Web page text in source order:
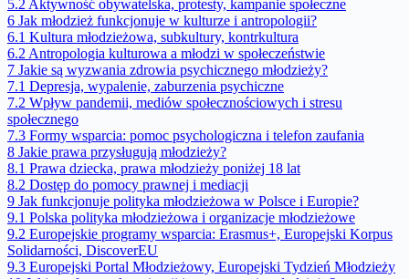
5.2 Aktywność obywatelska, protesty, kampanie społeczne
6 Jak młodzież funkcjonuje w kulturze i antropologii?
6.1 Kultura młodzieżowa, subkultury, kontrkultura
6.2 Antropologia kulturowa a młodzi w społeczeństwie
7 Jakie są wyzwania zdrowia psychicznego młodzieży?
7.1 Depresja, wypalenie, zaburzenia psychiczne
7.2 Wpływ pandemii, mediów społecznościowych i stresu
społecznego
7.3 Formy wsparcia: pomoc psychologiczna i telefon zaufania
8 Jakie prawa przysługują młodzieży?
8.1 Prawa dziecka, prawa młodzieży poniżej 18 lat
8.2 Dostęp do pomocy prawnej i mediacji
9 Jak funkcjonuje polityka młodzieżowa w Polsce i Europie?
9.1 Polska polityka młodzieżowa i organizacje młodzieżowe
9.2 Europejskie programy wsparcia: Erasmus+, Europejski Korpus
Solidarności, DiscoverEU
9.3 Europejski Portal Młodzieżowy, Europejski Tydzień Młodzieży